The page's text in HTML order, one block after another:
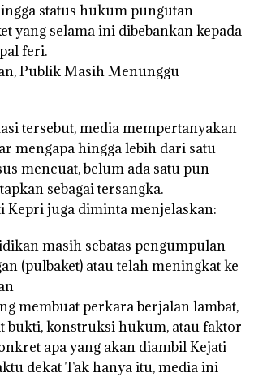
status hukum pungutan
yang selama ini dibebankan kepada
feri.
Publik Masih Menunggu
tersebut, media mempertanyakan
mengapa hingga lebih dari satu
mencuat, belum ada satu pun
sebagai tersangka.
Kepri juga diminta menjelaskan:
masih sebatas pengumpulan
(pulbaket) atau telah meningkat ke
membuat perkara berjalan lambat,
bukti, konstruksi hukum, atau faktor
apa yang akan diambil Kejati
dekat Tak hanya itu, media ini